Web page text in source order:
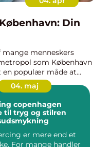
Din
mange menneskers
som København
en populær måde at...
04. maj
copenhagen
til tryg og stilren
er mere end et
For mange handler